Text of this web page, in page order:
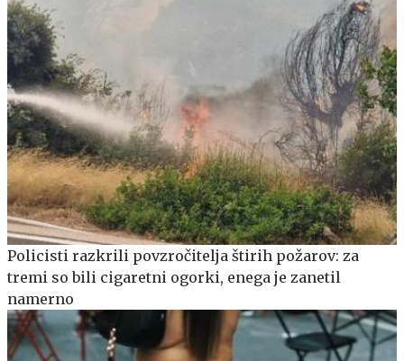
Policisti razkrili povzročitelja štirih požarov: za
tremi so bili cigaretni ogorki, enega je zanetil
namerno